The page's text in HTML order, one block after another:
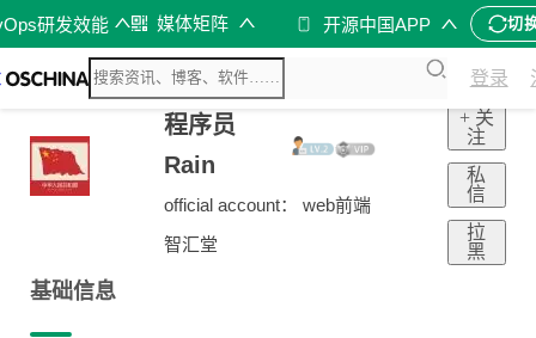
研发效能 媒体矩阵 开源中国APP 切
登录
程序员
Rain
official account： web前端
智汇堂
+ 关
注
私
信
拉
黑
基础信息